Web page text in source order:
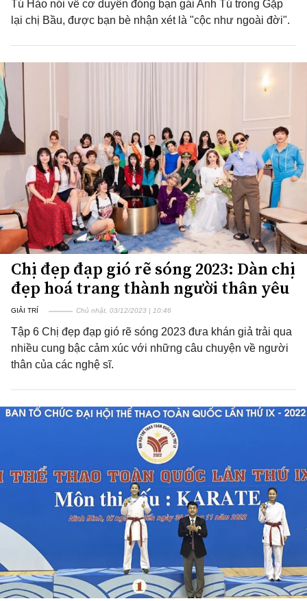
Tú Hảo nói về cơ duyên đóng bạn gái Anh Tú trong Gặp
lại chị Bầu, được bạn bè nhận xét là "cộc như ngoài đời".
Chị đẹp đạp gió rẽ sóng 2023: Dàn chị
đẹp hoá trang thành người thân yêu
GIẢI TRÍ Chủ nhật, 03/12/2023 | 10:46
Tập 6 Chị đẹp đạp gió rẽ sóng 2023 đưa khán giả trải qua
nhiều cung bậc cảm xúc với những câu chuyện về người
thân của các nghệ sĩ.